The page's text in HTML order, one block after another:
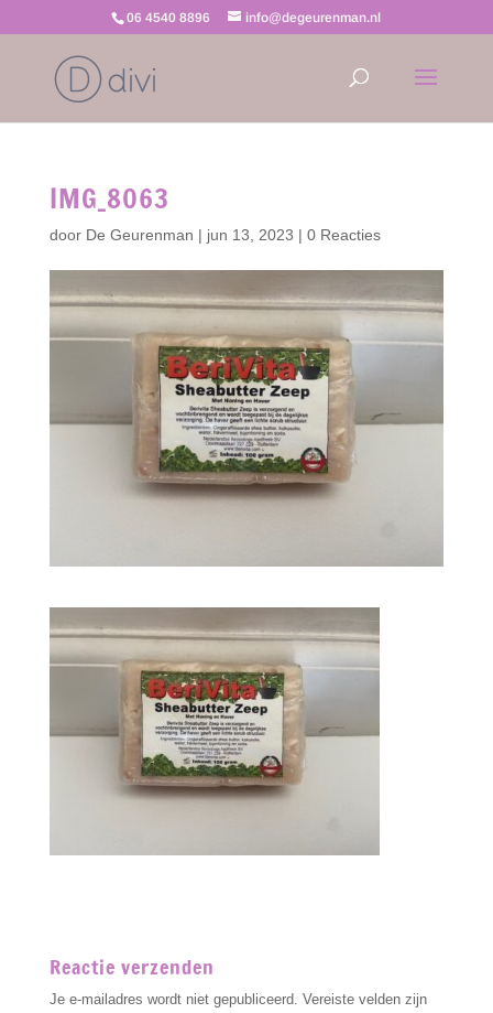
06 4540 8896 info@degeurenman.nl
IMG_8063
door De Geurenman | jun 13, 2023 | 0 Reacties
Reactie verzenden
Je e-mailadres wordt niet gepubliceerd. Vereiste velden zijn